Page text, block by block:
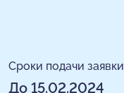
Сроки подачи заявки
До 15.02.2024